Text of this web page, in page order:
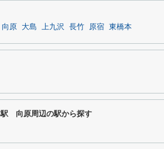
向原 大島 上九沢 長竹 原宿 東橋本
向原周辺の駅から探す